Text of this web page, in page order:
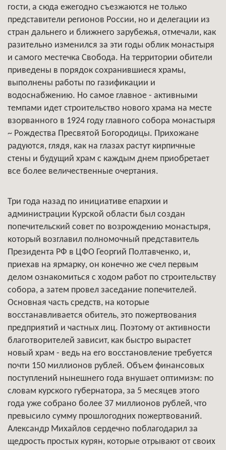
гости, а сюда ежегодно съезжаются не только
представители регионов России, но и делегации из
стран дальнего и ближнего зарубежья, отмечали, как
разительно изменился за эти годы облик монастыря
и самого местечка Свобода. На территории обители
приведены в порядок сохранившиеся храмы,
выполнены работы по газификации и
водоснабжению. Но самое главное - активными
темпами идет строительство нового храма на месте
взорванного в 1924 году главного собора монастыря
~ Рождества Пресвятой Богородицы. Прихожане
радуются, глядя, как на глазах растут кирпичные
стены и будущий храм с каждым днем приобретает
все более величественные очертания.
Три года назад по инициативе епархии и
администрации Курской области был создан
попечительский совет по возрождению монастыря,
который возглавил полномочный представитель
Президента РФ в ЦФО Георгий Полтавченко, и,
приехав на ярмарку, он конечно же счел первым
делом ознакомиться с ходом работ по строительству
собора, а затем провел заседание попечителей.
Основная часть средств, на которые
восстанавливается обитель, это пожертвования
предприятий и частных лиц. Поэтому от активности
благотворителей зависит, как быстро вырастет
новый храм - ведь на его восстановление требуется
почти 150 миллионов рублей. Объем финансовых
поступлений нынешнего года внушает оптимизм: по
словам курского губернатора, за 5 месяцев этого
года уже собрано более 37 миллионов рублей, что
превысило сумму прошлогодних пожертвований.
Александр Михайлов сердечно поблагодарил за
щедрость простых курян, которые отрывают от своих